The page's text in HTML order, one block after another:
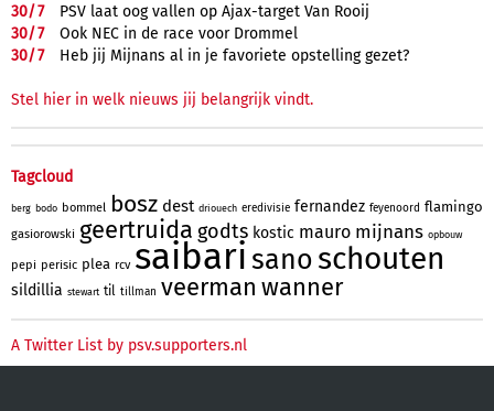
30/7
PSV laat oog vallen op Ajax-target Van Rooij
30/7
Ook NEC in de race voor Drommel
30/7 Heb jij Mijnans al in je favoriete opstelling gezet?
Stel hier in welk nieuws jij belangrijk vindt.
Tagcloud
berg bodo bommel bosz dest driouech eredivisie fernandez feyenoord flamingo
gasiorowski geertruida godts kostic mauro mijnans opbouw
pepi perisic plea rcv saibari sano schouten
sildillia stewart til tillman veerman wanner
A Twitter List by psv.supporters.nl